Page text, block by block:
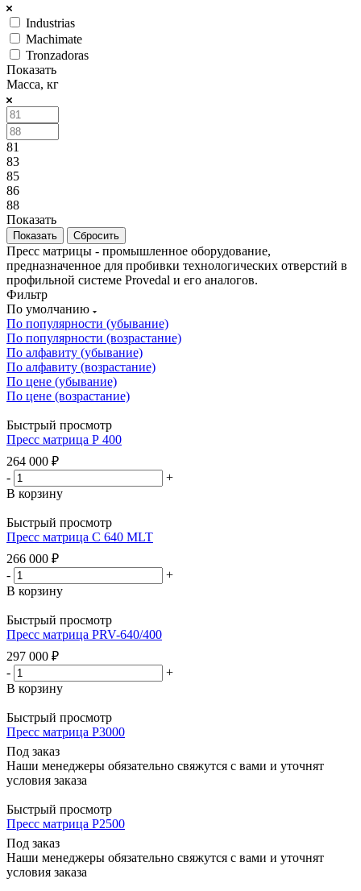
Industrias
Machimate
Tronzadoras
Показать
Масса, кг
81
83
85
86
88
Показать
Сбросить
Пресс матрицы - промышленное оборудование,
предназначенное для пробивки технологических отверстий в
профильной системе Provedal и его аналогов.
Фильтр
По умолчанию
По популярности (убывание)
По популярности (возрастание)
По алфавиту (убывание)
По алфавиту (возрастание)
По цене (убывание)
По цене (возрастание)
Быстрый просмотр
Пресс матрица Р 400
264 000 ₽
-
+
В корзину
Быстрый просмотр
Пресс матрица С 640 MLT
266 000 ₽
-
+
В корзину
Быстрый просмотр
Пресс матрица PRV-640/400
297 000 ₽
-
+
В корзину
Быстрый просмотр
Пресс матрица Р3000
Под заказ
Наши менеджеры обязательно свяжутся с вами и уточнят
условия заказа
Быстрый просмотр
Пресс матрица Р2500
Под заказ
Наши менеджеры обязательно свяжутся с вами и уточнят
условия заказа